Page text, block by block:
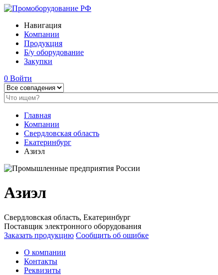
Навигация
Компании
Продукция
Б/у оборудование
Закупки
0 Войти
Главная
Компании
Свердловская область
Екатеринбург
Азиэл
Азиэл
Свердловская область, Екатеринбург
Поставщик электронного оборудования
Заказать продукцию Сообщить об ошибке
О компании
Контакты
Реквизиты